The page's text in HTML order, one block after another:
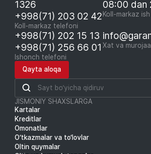
1326
+998(71) 203 02 42
Koll-markaz telefoni
08:00 dan
Koll-markaz
+998(71) 202 15 13
+998(71) 256 66 01
Ishonch telefoni
Xat va
Qayta aloqa
JISMONIY SHAXSLARGA
Kartalar
Kreditlar
Omonatlar
O‘tkazmalar va to‘lovlar
Oltin quymalar